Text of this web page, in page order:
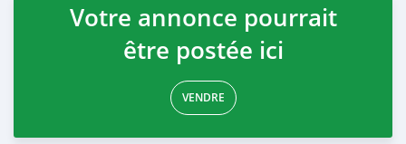
Votre annonce pourrait
être postée ici
VENDRE